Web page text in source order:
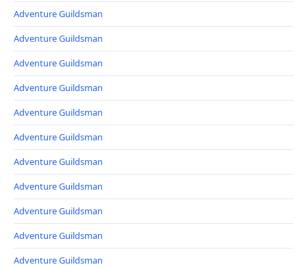
Adventure Guildsman
Adventure Guildsman
Adventure Guildsman
Adventure Guildsman
Adventure Guildsman
Adventure Guildsman
Adventure Guildsman
Adventure Guildsman
Adventure Guildsman
Adventure Guildsman
Adventure Guildsman